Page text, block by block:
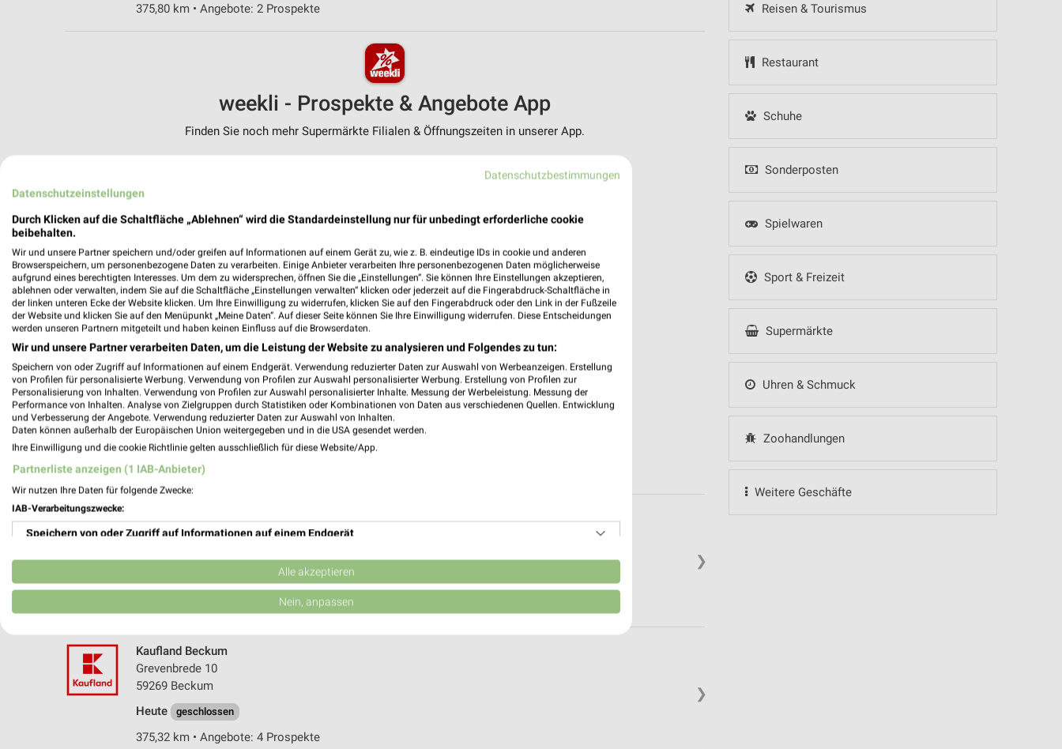
Reisen & Tourismus
Restaurant
Schuhe
Sonderposten
Spielwaren
Sport & Freizeit
Supermärkte
Uhren & Schmuck
Zoohandlungen
Weitere Geschäfte
375,80 km • Angebote: 2 Prospekte
weekli - Prospekte & Angebote App
Finden Sie noch mehr Supermärkte Filialen & Öffnungszeiten in unserer App.
✔Einkaufsliste - Einkauf stressfrei planen
Nutze weekli auch mobil – App jetzt laden oder QR-Code scannen.
❯
REWE Beckum
Cheruskerstr. 1-9
377,20 km • Angebote: 2 Prospekte
❯
Kaufland Beckum
Grevenbrede 10
59269 Beckum
Heute
geschlossen
375,32 km • Angebote: 4 Prospekte
Datenschutzbestimmungen
Datenschutzeinstellungen
Durch Klicken auf die Schaltfläche „Ablehnen“ wird die Standardeinstellung nur für unbedingt erforderliche cookie
beibehalten.
Wir und unsere Partner speichern und/oder greifen auf Informationen auf einem Gerät zu, wie z. B. eindeutige IDs in cookie und anderen
Browserspeichern, um personenbezogene Daten zu verarbeiten. Einige Anbieter verarbeiten Ihre personenbezogenen Daten möglicherweise
aufgrund eines berechtigten Interesses. Um dem zu widersprechen, öffnen Sie die „Einstellungen“. Sie können Ihre Einstellungen akzeptieren,
ablehnen oder verwalten, indem Sie auf die Schaltfläche „Einstellungen verwalten“ klicken oder jederzeit auf die Fingerabdruck-Schaltfläche in
der linken unteren Ecke der Website klicken. Um Ihre Einwilligung zu widerrufen, klicken Sie auf den Fingerabdruck oder den Link in der Fußzeile
der Website und klicken Sie auf den Menüpunkt „Meine Daten“. Auf dieser Seite können Sie Ihre Einwilligung widerrufen. Diese Entscheidungen
werden unseren Partnern mitgeteilt und haben keinen Einfluss auf die Browserdaten.
Wir und unsere Partner verarbeiten Daten, um die Leistung der Website zu analysieren und Folgendes zu tun:
Speichern von oder Zugriff auf Informationen auf einem Endgerät. Verwendung reduzierter Daten zur Auswahl von Werbeanzeigen. Erstellung
von Profilen für personalisierte Werbung. Verwendung von Profilen zur Auswahl personalisierter Werbung. Erstellung von Profilen zur
Personalisierung von Inhalten. Verwendung von Profilen zur Auswahl personalisierter Inhalte. Messung der Werbeleistung. Messung der
Performance von Inhalten. Analyse von Zielgruppen durch Statistiken oder Kombinationen von Daten aus verschiedenen Quellen. Entwicklung
und Verbesserung der Angebote. Verwendung reduzierter Daten zur Auswahl von Inhalten.
Daten können außerhalb der Europäischen Union weitergegeben und in die USA gesendet werden.
Ihre Einwilligung und die cookie Richtlinie gelten ausschließlich für diese Website/App.
Partnerliste anzeigen (1 IAB-Anbieter)
Wir nutzen Ihre Daten für folgende Zwecke:
IAB-Verarbeitungszwecke:
Speichern von oder Zugriff auf Informationen auf einem Endgerät
Verwendung reduzierter Daten zur Auswahl von Werbeanzeigen
Erstellung von Profilen für personalisierte Werbung
Erstellung von Profilen zur Personalisierung von Inhalten
Verwendung von Profilen zur Auswahl personalisierter Inhalte
Alle akzeptieren
Nein, anpassen